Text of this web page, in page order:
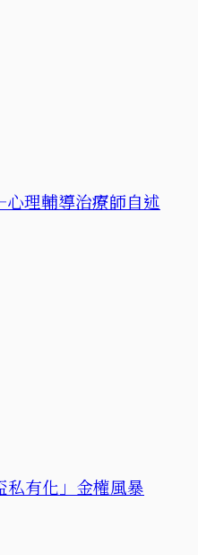
理輔導治療師自述
私有化」金權風暴